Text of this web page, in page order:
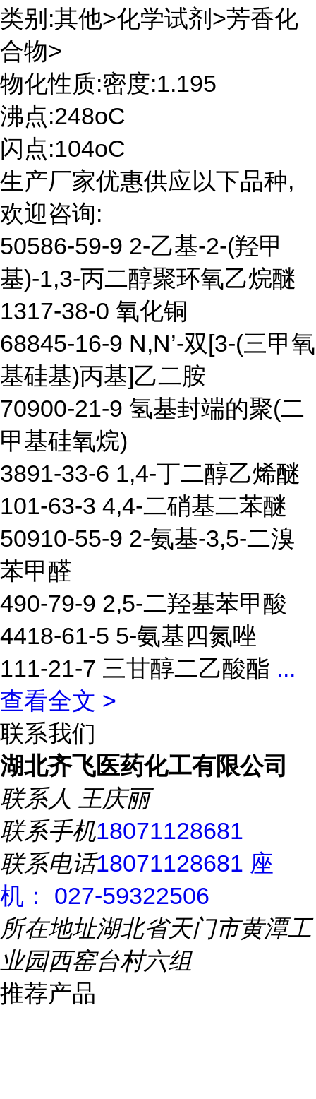
类别:其他>化学试剂>芳香化
合物>
物化性质:密度:1.195
沸点:248oC
闪点:104oC
生产厂家优惠供应以下品种,
欢迎咨询:
50586-59-9 2-乙基-2-(羟甲
基)-1,3-丙二醇聚环氧乙烷醚
1317-38-0 氧化铜
68845-16-9 N,N’-双[3-(三甲氧
基硅基)丙基]乙二胺
70900-21-9 氢基封端的聚(二
甲基硅氧烷)
3891-33-6 1,4-丁二醇乙烯醚
101-63-3 4,4-二硝基二苯醚
50910-55-9 2-氨基-3,5-二溴
苯甲醛
490-79-9 2,5-二羟基苯甲酸
4418-61-5 5-氨基四氮唑
111-21-7 三甘醇二乙酸酯 ...
查看全文 >
联系我们
湖北齐飞医药化工有限公司
联系人 王庆丽
联系手机18071128681
联系电话18071128681 座
机： 027-59322506
所在地址湖北省天门市黄潭工
业园西窑台村六组
推荐产品